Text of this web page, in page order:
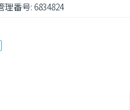
理番号: 6834824